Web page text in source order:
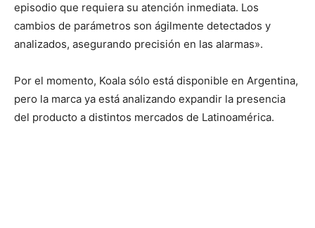
episodio que requiera su atención inmediata. Los
cambios de parámetros son ágilmente detectados y
analizados, asegurando precisión en las alarmas».
Por el momento, Koala sólo está disponible en Argentina,
pero la marca ya está analizando expandir la presencia
del producto a distintos mercados de Latinoamérica.